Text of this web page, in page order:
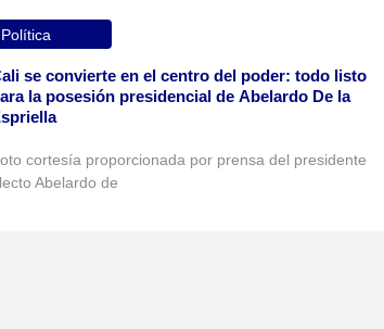
Política
se convierte en el centro del poder: todo listo
la posesión presidencial de Abelardo De la
cortesía proporcionada por prensa del presidente
Abelardo de